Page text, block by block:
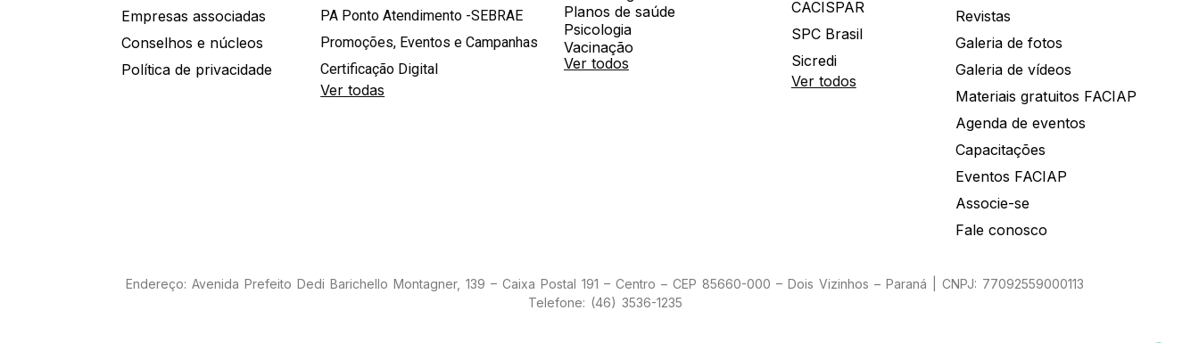
Empresas associadas
Conselhos e núcleos
Política de privacidade
PA Ponto Atendimento -SEBRAE
Promoções, Eventos e Campanhas
Certificação Digital
Ver todas
Planos de saúde
Psicologia
Vacinação
Ver todos
CACISPAR
SPC Brasil
Sicredi
Ver todos
Revistas
Galeria de fotos
Galeria de vídeos
Materiais gratuitos FACIAP
Agenda de eventos
Capacitações
Eventos FACIAP
Associe-se
Fale conosco
Endereço: Avenida Prefeito Dedi Barichello Montagner, 139 – Caixa Postal 191 – Centro – CEP 85660-000 – Dois Vizinhos – Paraná | CNPJ: 77092559000113
Telefone: (46) 3536-1235